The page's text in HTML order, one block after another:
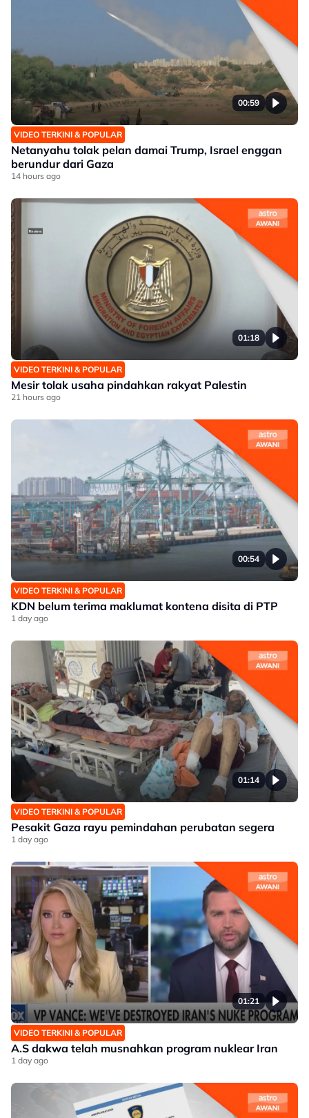
00:59
VIDEO TERKINI & POPULAR
Netanyahu tolak pelan damai Trump, Israel enggan
berundur dari Gaza
14 hours ago
01:18
VIDEO TERKINI & POPULAR
Mesir tolak usaha pindahkan rakyat Palestin
21 hours ago
00:54
VIDEO TERKINI & POPULAR
KDN belum terima maklumat kontena disita di PTP
1 day ago
01:14
VIDEO TERKINI & POPULAR
Pesakit Gaza rayu pemindahan perubatan segera
1 day ago
01:21
VIDEO TERKINI & POPULAR
A.S dakwa telah musnahkan program nuklear Iran
1 day ago